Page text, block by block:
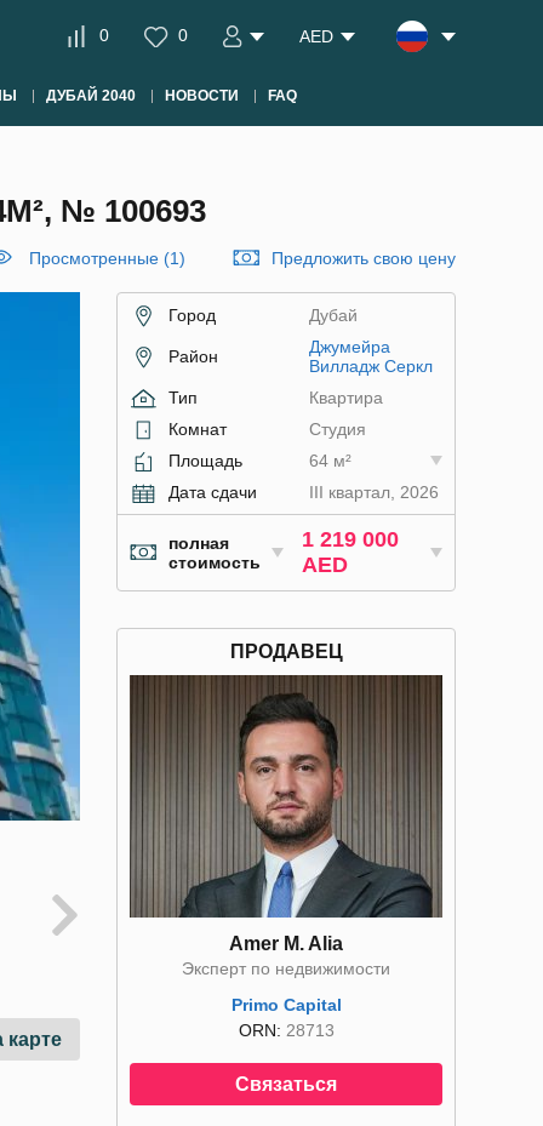
0 0 AED
ДУБАЙ 2040 НОВОСТИ FAQ
№ 100693
Просмотренные (1) Предложить свою цену
карте
Город Дубай
Район
Джумейра
Вилладж Серкл
Тип
Квартира
Комнат
Студия
Площадь
64 м²
Дата сдачи
III квартал, 2026
полная
стоимость
1 219 000
AED
ПРОДАВЕЦ
Amer M. Alia
Эксперт по недвижимости
Primo Capital
ORN: 28713
Связаться